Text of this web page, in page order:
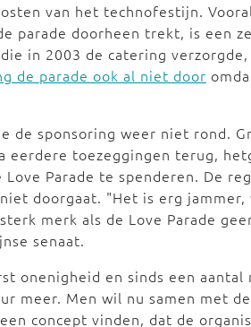
van het technofestijn.
parade doorheen trekt, is een
in 2003 de catering
de parade ook al niet door
de sponsoring weer niet rond.
eerdere toezeggingen terug,
Parade te spenderen. De
doorgaat. "Het is erg
merk als de Love Parade
senaat.
onenigheid en sinds een aantal
meer. Men wil nu samen met
concept vinden, dat de